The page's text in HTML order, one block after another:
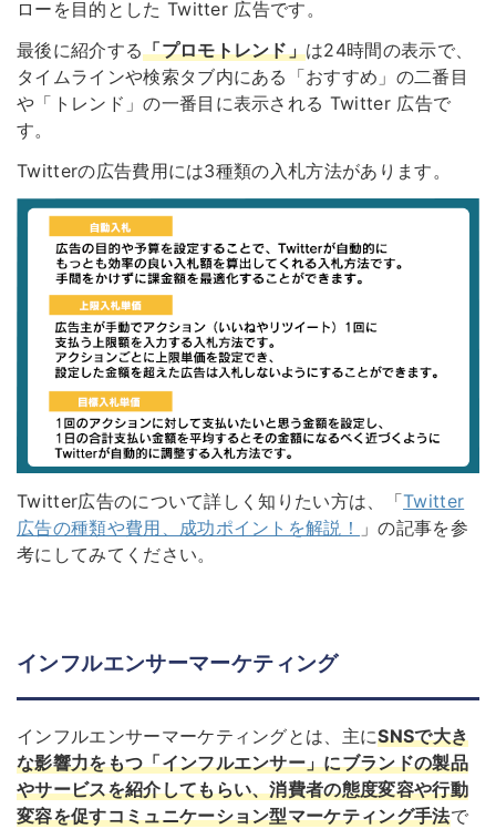
ローを目的とした Twitter 広告です。
最後に紹介する「プロモトレンド」は24時間の表示で、
タイムラインや検索タブ内にある「おすすめ」の二番目
や「トレンド」の一番目に表示される Twitter 広告で
す。
Twitterの広告費用には3種類の入札方法があります。
Twitter広告のについて詳しく知りたい方は、「Twitter
広告の種類や費用、成功ポイントを解説！
」の記事を参
考にしてみてください。
インフルエンサーマーケティング
インフルエンサーマーケティングとは、主にSNSで大き
な影響力をもつ「インフルエンサー」にブランドの製品
やサービスを紹介してもらい、消費者の態度変容や行動
変容を促すコミュニケーション型マーケティング手法で